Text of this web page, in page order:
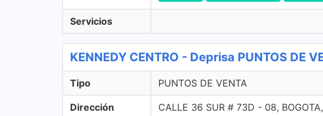
Servicios
KENNEDY CENTRO - Deprisa PUNTOS DE
Tipo PUNTOS DE VENTA
Dirección CALLE 36 SUR # 73D - 08,